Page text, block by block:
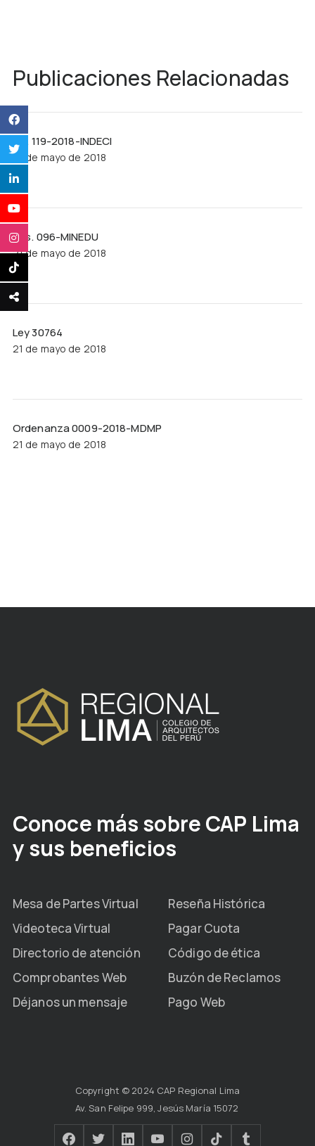
Publicaciones Relacionadas
R.J. 119-2018-INDECI
21 de mayo de 2018
Res. 096-MINEDU
21 de mayo de 2018
Ley 30764
21 de mayo de 2018
Ordenanza 0009-2018-MDMP
21 de mayo de 2018
Conoce más sobre CAP Lima
y sus beneficios
Mesa de Partes Virtual
Reseña Histórica
Videoteca Virtual
Pagar Cuota
Directorio de atención
Código de ética
Comprobantes Web
Buzón de Reclamos
Déjanos un mensaje
Pago Web
Copyright © 2024 CAP Regional Lima
Av. San Felipe 999, Jesús María 15072